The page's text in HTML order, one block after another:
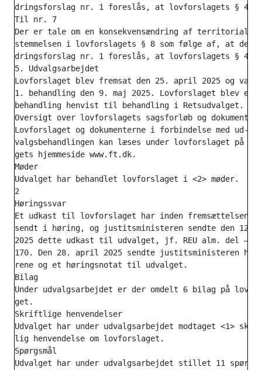
dringsforslag nr. 1 foreslås, at lovforslagets § 4
Til nr. 7
Der er tale om en konsekvensændring af territorialbe-
stemmelsen i lovforslagets § 8 som følge af, at det
dringsforslag nr. 1 foreslås, at lovforslagets § 4
5. Udvalgsarbejdet
Lovforslaget blev fremsat den 25. april 2025 og
1. behandling den 9. maj 2025. Lovforslaget blev
behandling henvist til behandling i Retsudvalget.
Oversigt over lovforslagets sagsforløb og dokumenter
Lovforslaget og dokumenterne i forbindelse med ud-
valgsbehandlingen kan læses under lovforslaget på
gets hjemmeside www.ft.dk.
Møder
Udvalget har behandlet lovforslaget i <2> møder.
2
Høringssvar
Et udkast til lovforslaget har inden fremsættelsen
sendt i høring, og justitsministeren sendte den 12.
2025 dette udkast til udvalget, jf. REU alm. del –
170. Den 28. april 2025 sendte justitsministeren
rene og et høringsnotat til udvalget.
Bilag
Under udvalgsarbejdet er der omdelt 6 bilag på
get.
Skriftlige henvendelser
Udvalget har under udvalgsarbejdet modtaget <1>
lig henvendelse om lovforslaget.
Spørgsmål
Udvalget har under udvalgsarbejdet stillet 11